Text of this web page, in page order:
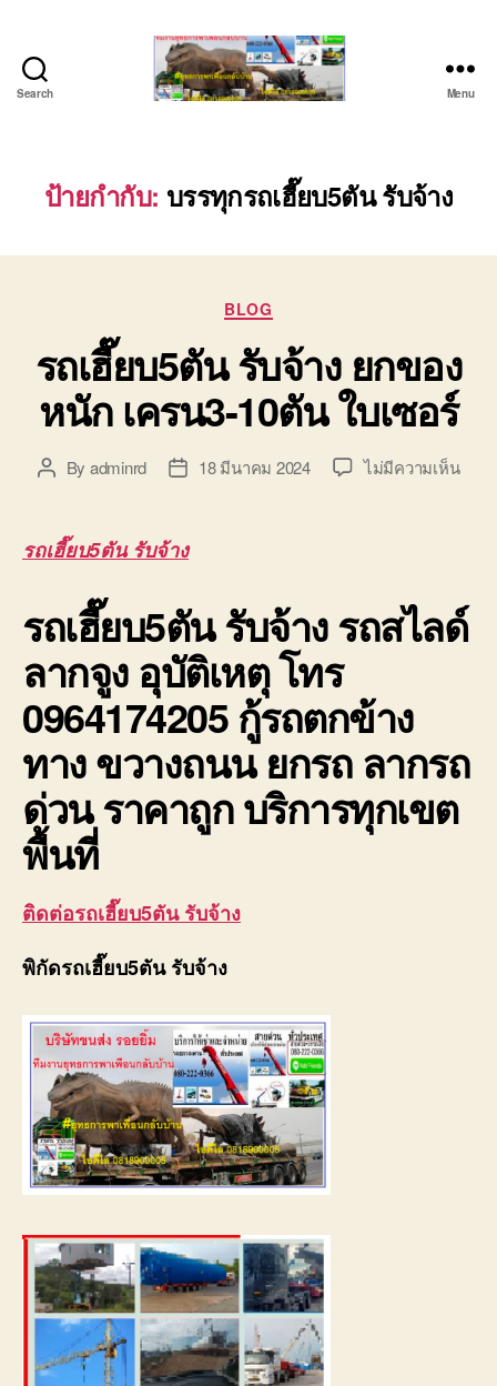
Search
ยก
ของ
ติดต่อ
0640711613,
Menu
ป้ายกำกับ: บรรทุกรถเฮี๊ยบ5ตัน รับจ้าง
Categories
BLOG
รถเฮี๊ยบ5ตัน รับจ้าง ยกของ
หนัก เครน3-10ตัน ใบเซอร์
PostBy adminrd
Post18 มีนาคม 2024 ไม่มีความเห็นบน
หนัก
เคร
รถเฮี๊ยบ5ตัน รับจ้าง
รถเฮี๊ยบ5ตัน รับจ้างรถสไลด์
ลากจูง อุบัติเหตุ โทร
0964174205 กู้รถตกข้าง
ทาง ขวางถนน ยกรถ ลากรถ
ด่วน ราคาถูก บริการทุกเขต
พื้นที่
ติดต่อรถเฮี๊ยบ5ตัน รับจ้าง
พิกัดรถเฮี๊ยบ5ตัน รับจ้าง